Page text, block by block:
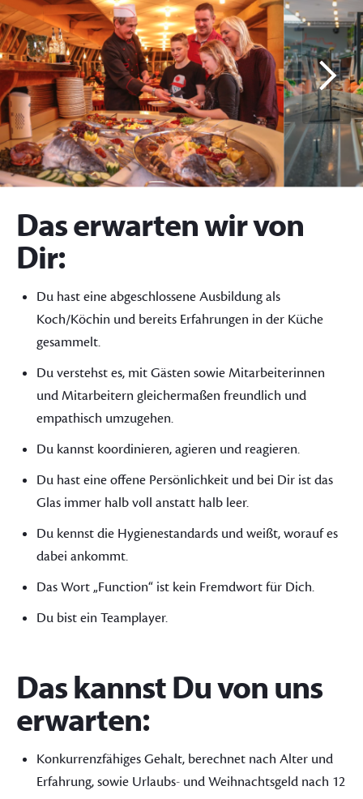
Das erwarten wir von
Dir:
Du hast eine abgeschlossene Ausbildung als
Koch/Köchin und bereits Erfahrungen in der Küche
gesammelt.
Du verstehst es, mit Gästen sowie Mitarbeiterinnen
und Mitarbeitern gleichermaßen freundlich und
empathisch umzugehen.
Du kannst koordinieren, agieren und reagieren.
Du hast eine offene Persönlichkeit und bei Dir ist das
Glas immer halb voll anstatt halb leer.
Du kennst die Hygienestandards und weißt, worauf es
dabei ankommt.
Das Wort „Function“ ist kein Fremdwort für Dich.
Du bist ein Teamplayer.
Das kannst Du von uns
erwarten:
Konkurrenzfähiges Gehalt, berechnet nach Alter und
Erfahrung, sowie Urlaubs- und Weihnachtsgeld nach 12